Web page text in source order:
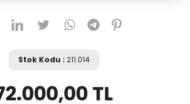
Stok Kodu : 211.014
TL